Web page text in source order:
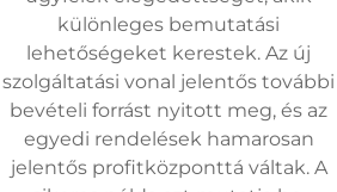
különleges bemutatási
lehetőségeket kerestek. Az új
szolgáltatási vonal jelentős további
bevételi forrást nyitott meg, és az
egyedi rendelések hamarosan
jelentős profitközponttá váltak. A